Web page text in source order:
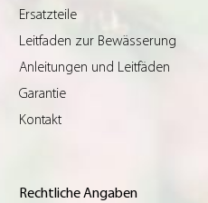
Ersatzteile
Leitfaden zur Bewässerung
Anleitungen und Leitfäden
Garantie
Kontakt
Rechtliche Angaben